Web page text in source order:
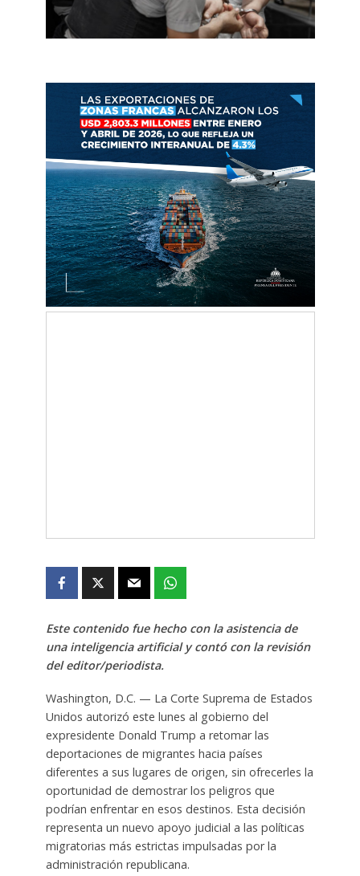
Este contenido fue hecho con la asistencia de
una inteligencia artificial y contó con la revisión
del editor/periodista.
Washington, D.C. — La Corte Suprema de Estados
Unidos autorizó este lunes al gobierno del
expresidente Donald Trump a retomar las
deportaciones de migrantes hacia países
diferentes a sus lugares de origen, sin ofrecerles la
oportunidad de demostrar los peligros que
podrían enfrentar en esos destinos. Esta decisión
representa un nuevo apoyo judicial a las políticas
migratorias más estrictas impulsadas por la
administración republicana.